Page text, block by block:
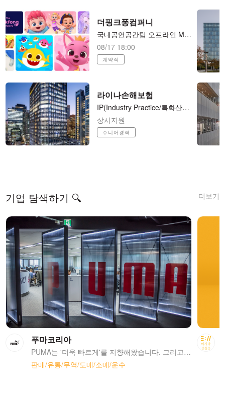
더핑크퐁컴퍼니
국내공연공간팀 오프라인 MD샵 운영 담당자(전시/팝업/행사)
08/17 18:00
계약직
라이나손해보험
​IP(Industry ​Practice/특화산업보험) 팀 기업보험 언더라이터 / Casualty Underwriter (사원-과장)
상시지원
주니어경력
더보기
기업 탐색하기 🔍
푸마코리아
PUMA는 '더욱 빠르게'를 지향해왔습니다. 그리고 세계에서 가장 빠른 운동 선수들을 지원해왔습니다. 우리는 또한 끊임없이 변화하는 세상에 빠르게 적응하고 연결되기 위해 노력합니다. 혁신적인 디자인, 아이코닉한 풋웨어과 의류들, 그리고 진정한 파트너십을 통해 우리는 항상 스포츠와 문화 영역을 선도하고자 합니다. PUMA는 120개 이상의 국가에서 14,000명 이상의 직원들이 근무하고 있습니다. PUMA 그룹은 PUMA, Cobra Golf and stichd 브랜드를 소유하고 있으며, 독일 헤르조게나우라흐(Herzogenaurach)에 본사를 두고 있습니다.
판매/유통/무역/도매/소매/운수